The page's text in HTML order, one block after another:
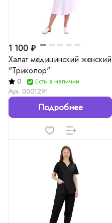
1 100 ₽
Халат медицинский женский
"Триколор"
0
Есть в наличии
Арт. 0001291
Подробнее